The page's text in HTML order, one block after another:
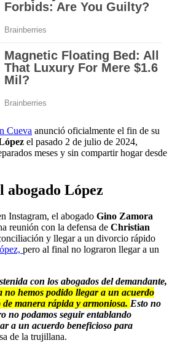
Cueva anunció oficialmente el fin de su
el pasado 2 de julio de 2024,
meses y sin compartir hogar desde
abogado López
Instagram, el abogado Gino Zamora
reunión con la defensa de Christian
y llegar a un divorcio rápido
pero al final no lograron llegar a un
con los abogados del demandante,
no hemos podido llegar a un acuerdo
manera rápida y armoniosa. Esto no
no podamos seguir entablando
a un acuerdo beneficioso para
de la trujillana.